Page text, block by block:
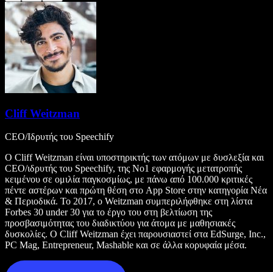
Cliff Weitzman
CEO/Ιδρυτής του Speechify
Ο Cliff Weitzman είναι υποστηρικτής των ατόμων με δυσλεξία και
CEO/ιδρυτής του Speechify, της Νο1 εφαρμογής μετατροπής
κειμένου σε ομιλία παγκοσμίως, με πάνω από 100.000 κριτικές
πέντε αστέρων και πρώτη θέση στο App Store στην κατηγορία Νέα
& Περιοδικά. Το 2017, ο Weitzman συμπεριλήφθηκε στη λίστα
Forbes 30 under 30 για το έργο του στη βελτίωση της
προσβασιμότητας του διαδικτύου για άτομα με μαθησιακές
δυσκολίες. Ο Cliff Weitzman έχει παρουσιαστεί στα EdSurge, Inc.,
PC Mag, Entrepreneur, Mashable και σε άλλα κορυφαία μέσα.